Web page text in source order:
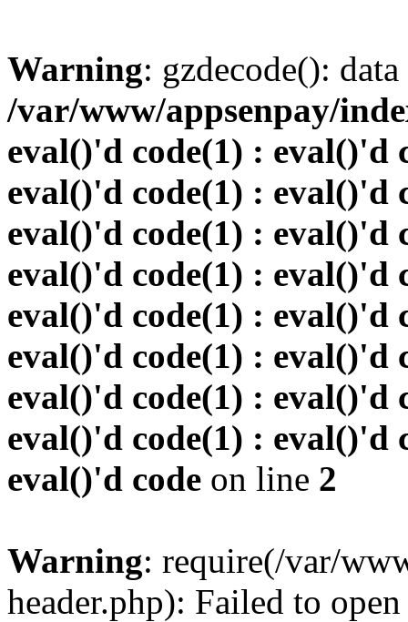
Warning: gzdecode():
/var/www/appsenpay/
eval()'d code(1) : eval()'d
eval()'d code(1) : eval()'d
eval()'d code(1) : eval()'d
eval()'d code(1) : eval()'d
eval()'d code(1) : eval()'d
eval()'d code(1) : eval()'d
eval()'d code(1) : eval()'d
eval()'d code(1) : eval()'d
eval()'d code on line 2
Warning: require(/var/
header.php): Failed to